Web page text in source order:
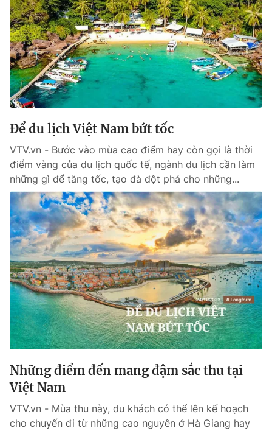
Để du lịch Việt Nam bứt tốc
VTV.vn - Bước vào mùa cao điểm hay còn gọi là thời
điểm vàng của du lịch quốc tế, ngành du lịch cần làm
những gì để tăng tốc, tạo đà đột phá cho những...
Những điểm đến mang đậm sắc thu tại
Việt Nam
VTV.vn - Mùa thu này, du khách có thể lên kế hoạch
cho chuyến đi từ những cao nguyên ở Hà Giang hay